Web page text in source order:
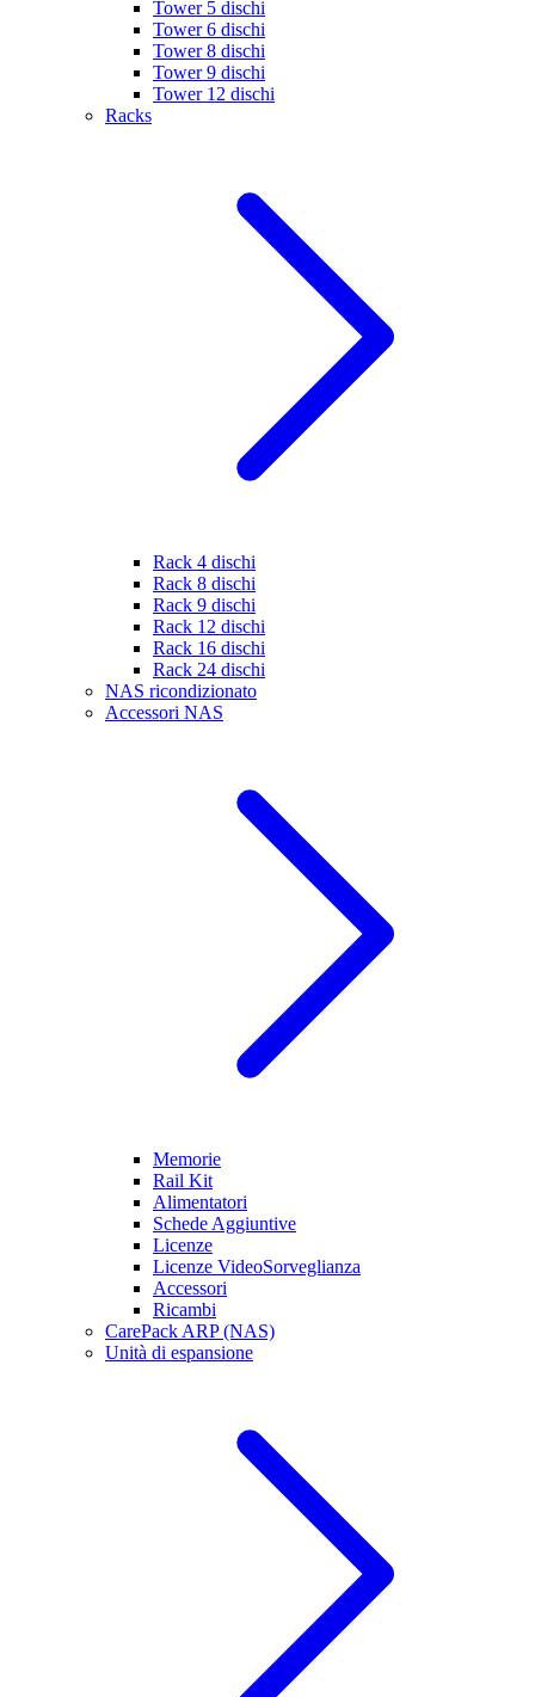
Tower 5 dischi
Tower 6 dischi
Tower 8 dischi
Tower 9 dischi
Tower 12 dischi
Racks
Rack 4 dischi
Rack 8 dischi
Rack 9 dischi
Rack 12 dischi
Rack 16 dischi
Rack 24 dischi
NAS ricondizionato
Accessori NAS
Memorie
Rail Kit
Alimentatori
Schede Aggiuntive
Licenze
Licenze VideoSorveglianza
Accessori
Ricambi
CarePack ARP (NAS)
Unità di espansione